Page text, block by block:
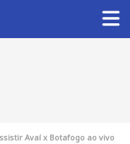
Avaí x Botafogo ao vivo